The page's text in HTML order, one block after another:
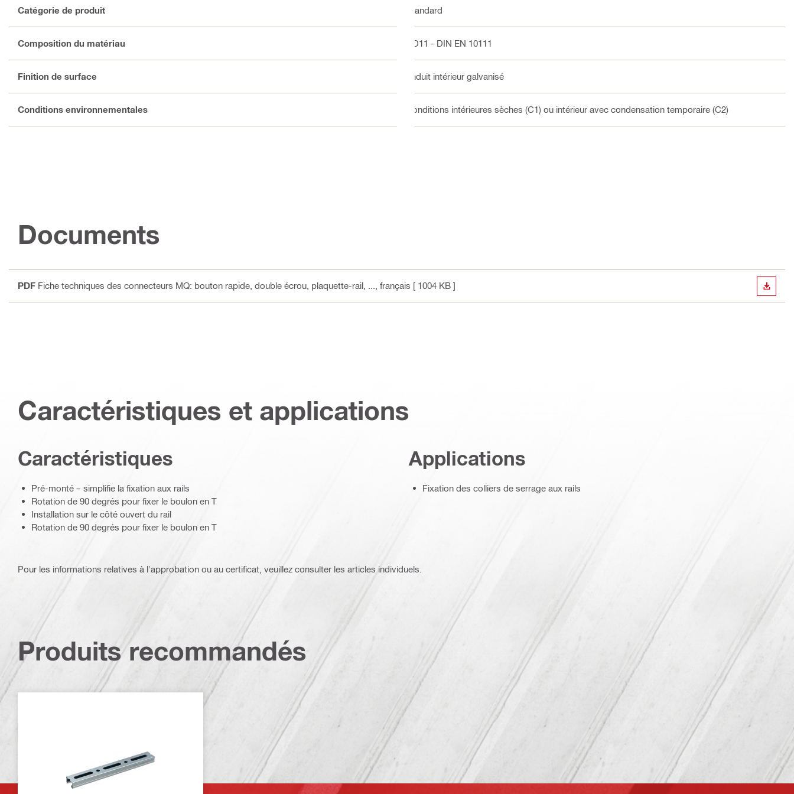
Catégorie de produit Standard
Composition du matériau DD11 - DIN EN 10111
Finition de surface Enduit intérieur galvanisé
Conditions environnementales Conditions intérieures sèches (C1) ou intérieur avec condensation temporaire (C2)
Documents
PDF Fiche techniques des connecteurs MQ: bouton rapide, double écrou, plaquette-rail, ... , français [ 1004 KB ]
Caractéristiques et applications
Caractéristiques
Pré-monté – simplifie la fixation aux rails
Rotation de 90 degrés pour fixer le boulon en T
Installation sur le côté ouvert du rail
Rotation de 90 degrés pour fixer le boulon en T
Applications
Fixation des colliers de serrage aux rails
Pour les informations relatives à l'approbation ou au certificat, veuillez consulter les articles individuels.
Produits recommandés